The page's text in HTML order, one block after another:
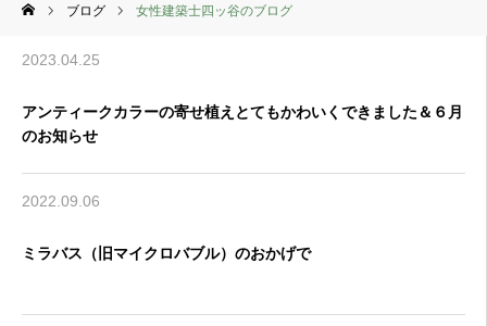
ブログ 女性建築士四ッ谷のブログ
2023.04.25
アンティークカラーの寄せ植えとてもかわいくできました＆６月
のお知らせ
2022.09.06
ミラバス（旧マイクロバブル）のおかげで
HOME
コンセプト
特集コンテンツ
施工事例